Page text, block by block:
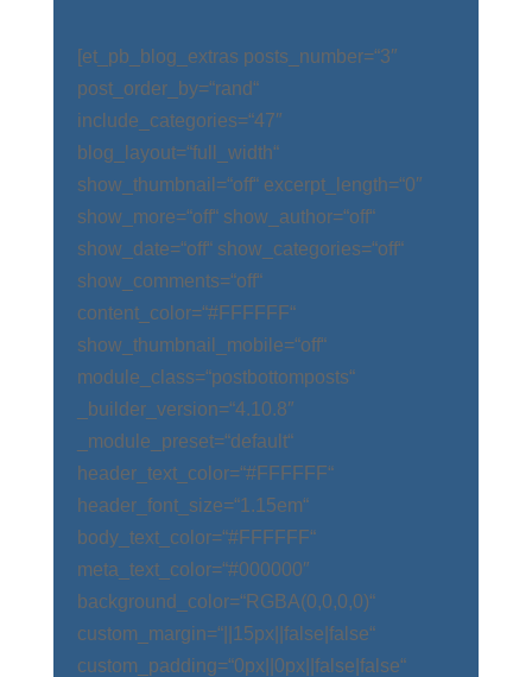
[et_pb_blog_extras posts_number=“3″
post_order_by=“rand“
include_categories=“47″
blog_layout=“full_width“
show_thumbnail=“off“ excerpt_length=“0″
show_more=“off“ show_author=“off“
show_date=“off“ show_categories=“off“
show_comments=“off“
content_color=“#FFFFFF“
show_thumbnail_mobile=“off“
module_class=“postbottomposts“
_builder_version=“4.10.8″
_module_preset=“default“
header_text_color=“#FFFFFF“
header_font_size=“1.15em“
body_text_color=“#FFFFFF“
meta_text_color=“#000000″
background_color=“RGBA(0,0,0,0)“
custom_margin=“||15px||false|false“
custom_padding=“0px||0px||false|false“